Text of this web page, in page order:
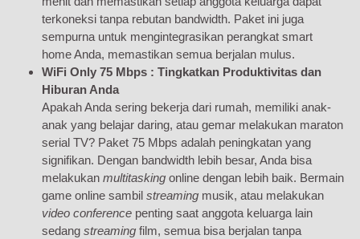
terkoneksi tanpa rebutan bandwidth. Paket ini juga
sempurna untuk mengintegrasikan perangkat smart
home Anda, memastikan semua berjalan mulus.
WiFi Only 75 Mbps : Tingkatkan Produktivitas dan
Hiburan Anda
Apakah Anda sering bekerja dari rumah, memiliki anak-
anak yang belajar daring, atau gemar melakukan maraton
serial TV? Paket 75 Mbps adalah peningkatan yang
signifikan. Dengan bandwidth lebih besar, Anda bisa
melakukan multitasking online dengan lebih baik. Bermain
game online sambil streaming musik, atau melakukan
video conference penting saat anggota keluarga lain
sedang streaming film, semua bisa berjalan tanpa